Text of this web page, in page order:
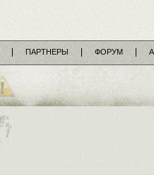
ПАРТНЕРЫ ФОРУМ